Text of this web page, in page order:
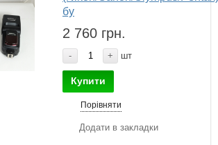
бу
2 760 грн.
- + шт
Купити
Порівняти
Додати в закладки